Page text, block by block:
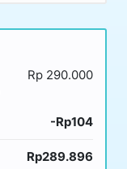
Rp 290.000
-Rp104
Rp289.896